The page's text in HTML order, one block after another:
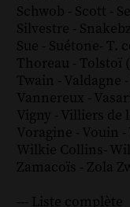
Schwob - Scott -
Silvestre -
Sue - Suétone- T.
Thoreau - Tolstoï
Twain - Valdagne -
Vannereux - Vasari
Vigny - Villiers de
Voragine - Vouin -
Wilkie Collins-
Zamacoïs - Zola
--- Liste complète